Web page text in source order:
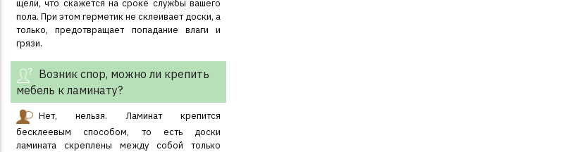
щели, что скажется на сроке службы вашего
пола. При этом герметик не склеивает доски, а
только, предотвращает попадание влаги и
грязи.
Возник спор, можно ли крепить
мебель к ламинату?
Нет, нельзя. Ламинат крепится
бесклеевым способом, то есть доски
ламината скреплены между собой только